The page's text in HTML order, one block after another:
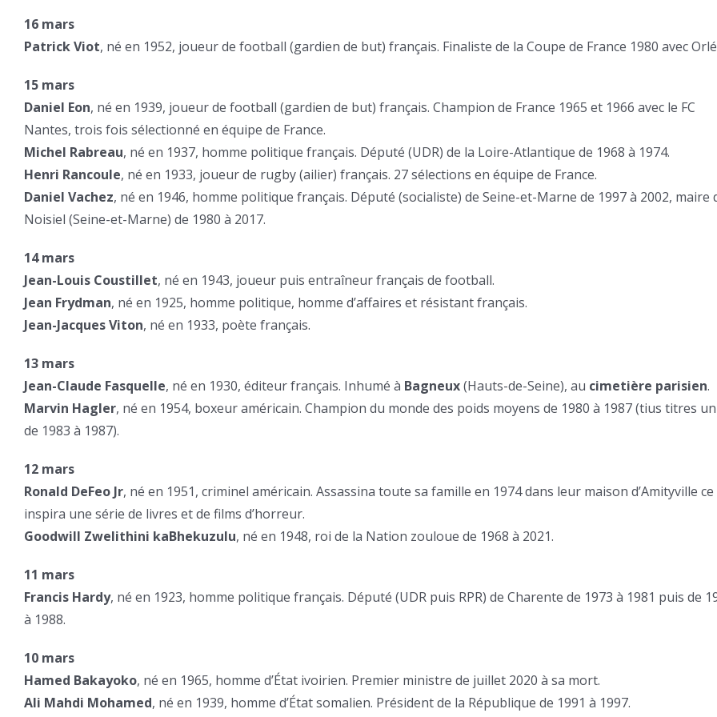
16 mars
Patrick Viot, né en 1952, joueur de football (gardien de but) français. Finaliste de la Coupe de France 1980 avec
15 mars
Daniel Eon, né en 1939, joueur de football (gardien de but) français. Champion de France 1965 et 1966 avec le FC
Nantes, trois fois sélectionné en équipe de France.
Michel Rabreau, né en 1937, homme politique français. Député (UDR) de la Loire-Atlantique de 1968 à 1974.
Henri Rancoule, né en 1933, joueur de rugby (ailier) français. 27 sélections en équipe de France.
Daniel Vachez, né en 1946, homme politique français. Député (socialiste) de Seine-et-Marne de 1997 à 2002, maire
Noisiel (Seine-et-Marne) de 1980 à 2017.
14 mars
Jean-Louis Coustillet, né en 1943, joueur puis entraîneur français de football.
Jean Frydman, né en 1925, homme politique, homme d’affaires et résistant français.
Jean-Jacques Viton, né en 1933, poète français.
13 mars
Jean-Claude Fasquelle, né en 1930, éditeur français. Inhumé à Bagneux(Hauts-de-Seine), au cimetière parisien.
Marvin Hagler, né en 1954, boxeur américain. Champion du monde des poids moyens de 1980 à 1987 (tius titres
de 1983 à 1987).
12 mars
Ronald DeFeo Jr, né en 1951, criminel américain. Assassina toute sa famille en 1974 dans leur maison d’Amityville ce
inspira une série de livres et de films d’horreur.
Goodwill Zwelithini kaBhekuzulu, né en 1948, roi de la Nation zouloue de 1968 à 2021.
11 mars
Francis Hardy, né en 1923, homme politique français. Député (UDR puis RPR) de Charente de 1973 à 1981 puis de
à 1988.
10 mars
Hamed Bakayoko, né en 1965, homme d’État ivoirien. Premier ministre de juillet 2020 à sa mort.
Ali Mahdi Mohamed, né en 1939, homme d’État somalien. Président de la République de 1991 à 1997.